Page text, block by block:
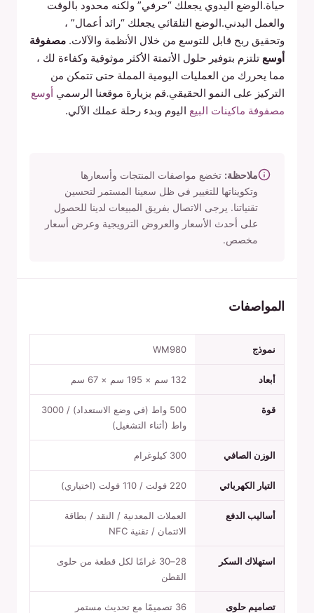
حياة.الوضع اليدوي يجعلك “حرفي” ولكنه محدود بالوقت
والعمل البدني.الوضع التلقائي يجعلك “رائد أعمال” ،
وتحقيق ربح قابل للتوسع من خلال الأنظمة والآلات. مصفوفة
أوسع تلتزم بتوفير حلول الأتمتة الأكثر موثوقية وكفاءة لك ،
مما يحررك من العمليات اليومية المملة حتى تتمكن من
التركيز على النمو الحقيقي.قم بزيارة موقعنا الرسمي أوسع
مصفوفة ماكينات البيع اليوم وبدء رحلة عملك الآلي.
ملاحظة: تخضع مواصفات المنتجات وأسعارها
وتكويناتها للتغيير في ظل سعينا المستمر لتحسين
تقنياتنا. يرجى الاتصال بفريق المبيعات لدينا للحصول
على أحدث الأسعار والعروض الترويجية وعرض أسعار
مخصص.
المواصفات
نموذج WM980
أبعاد 132 سم × 195 سم × 67 سم
قوة
500 واط (في وضع الاستعداد) / 3000
واط (أثناء التشغيل)
الوزن الصافي 300 كيلوغرام
التيار الكهربائي 220 فولت / 110 فولت (اختياري)
أساليب الدفع
العملات المعدنية / النقد / بطاقة
الائتمان / تقنية NFC
استهلاك السكر
28–30 غرامًا لكل قطعة من حلوى
القطن
تصاميم حلوى 36 تصميمًا مع تحديث مستمر